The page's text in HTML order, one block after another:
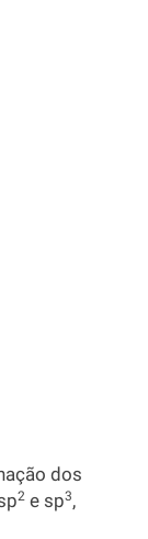
dos
2 e sp3,